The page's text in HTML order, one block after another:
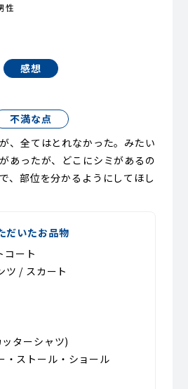
性
感想
不満な点
、全てはとれなかった。みたい
あったが、どこにシミがあるの
、部位を分かるようにしてほし
だいたお品物
コート
ツ / スカート
ターシャツ)
・ストール・ショール